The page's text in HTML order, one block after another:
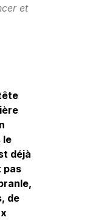
et
le
déjà
pas
de